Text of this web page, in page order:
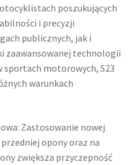
poszukujących
i precyzji
publicznych, jak i
zaawansowanej technologii
sportach motorowych, S23
warunkach
Zastosowanie nowej
opony oraz na
zwiększa przyczepność